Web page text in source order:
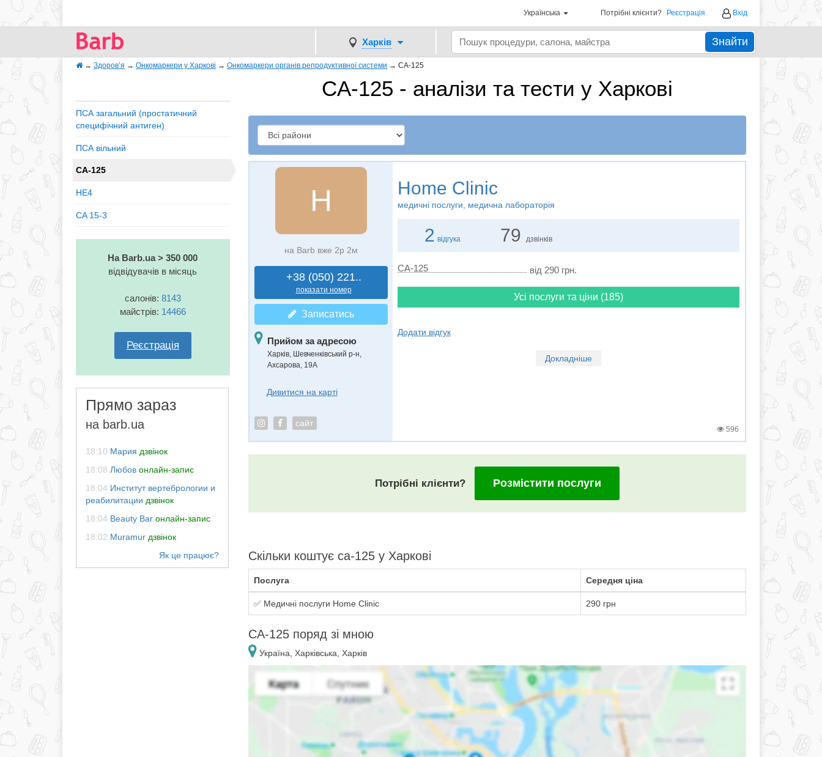
Українська Потрібні клієнти? Реєстрація Вхід
Харків Знайти
→ Здоров’я → Онкомаркери у Харкові → Онкомаркери органів репродуктивної системи → CA-125
CA-125 - аналізи та тести у Харкові
ПСА загальний (простатичний
специфічний антиген)
ПСА вільний
CA-125
HE4
CA 15-3
На Barb.ua > 350 000
відвідувачів в місяць
салонів: 8143
майстрів: 14466
Реєстрація
Прямо зараз
на barb.ua
18:10 Мария дзвінок
18:08 Любов онлайн-запис
18:04 Институт вертебрологии и
реабилитации дзвінок
18:04 Beauty Bar онлайн-запис
18:02 Muramur дзвінок
H
на Barb вже 2р 2м
+38 (050) 221..
показати номер
Записатись
Прийом за адресою
Харків, Шевченківський р-н,
Ахсарова, 19А
Дивитися на карті
сайт
Home Clinic
медичні послуги, медична лабораторія
2 відгука 79 дзвінків
CA-125 від 290 грн.
Усі послуги та ціни (185)
Додати відгук
Докладніше
596
Потрібні клієнти? Розмістити послуги
Скільки коштує ca-125 у Харкові
Послуга Середня ціна
✅ Медичні послуги Home Clinic 290 грн
CA-125 поряд зі мною
Україна, Харківська, Харків